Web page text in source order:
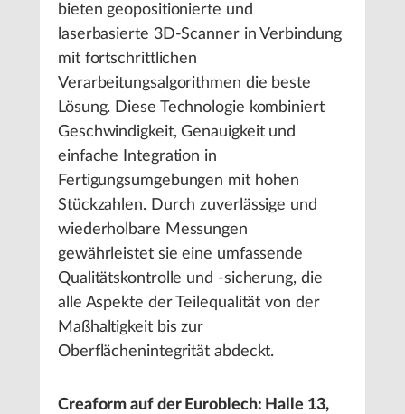
bieten geopositionierte und
laserbasierte 3D-Scanner in Verbindung
mit fortschrittlichen
Verarbeitungsalgorithmen die beste
Lösung. Diese Technologie kombiniert
Geschwindigkeit, Genauigkeit und
einfache Integration in
Fertigungsumgebungen mit hohen
Stückzahlen. Durch zuverlässige und
wiederholbare Messungen
gewährleistet sie eine umfassende
Qualitätskontrolle und -sicherung, die
alle Aspekte der Teilequalität von der
Maßhaltigkeit bis zur
Oberflächenintegrität abdeckt.
Creaform auf der Euroblech: Halle 13,